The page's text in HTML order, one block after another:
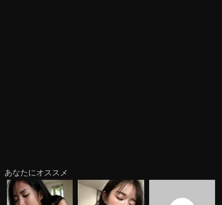
あなたにオススメ